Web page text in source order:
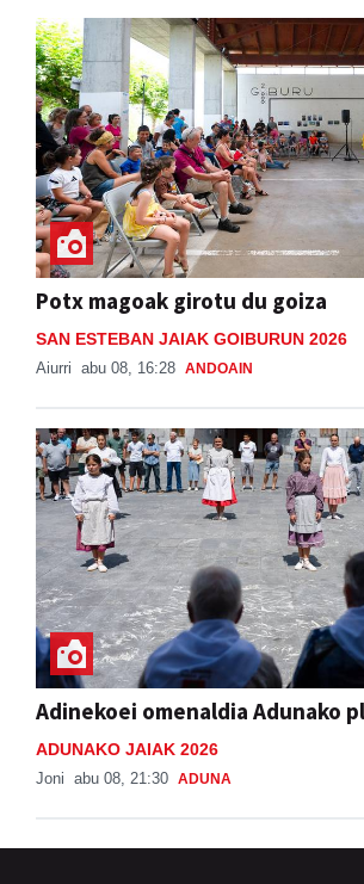
Potx magoak girotu du goiza
SAN ESTEBAN JAIAK GOIBURUN 2026
Aiurri abu 08, 16:28 ANDOAIN
Adinekoei omenaldia Adunako
ADUNAKO JAIAK 2026
Joni abu 08, 21:30 ADUNA